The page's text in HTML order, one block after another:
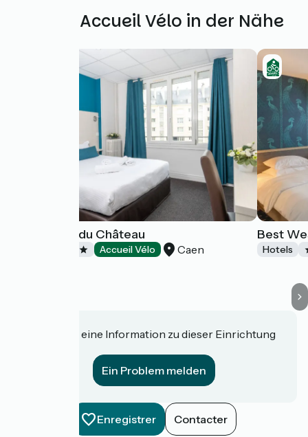
Weitere Accueil Vélo in der Nähe
Logis Hôtel du Château
Accueil Vélo Caen
Best
Hotels
Haben Sie eine Information zu dieser Einrichtung
Ein Problem melden
Enregistrer Contacter